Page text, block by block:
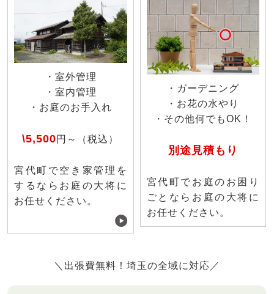
・室外管理
・室内管理
・お庭のお手入れ
\5,500円～（税込）
宮代町で空き家管理を
するならお庭の大将に
お任せください。
・ガーデニング
・お花の水やり
・その他何でもOK！
別途見積もり
宮代町でお庭のお困り
ごとならお庭の大将に
お任せください。
＼出張費無料！埼玉の全域に対応／